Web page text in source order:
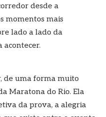
desde a
momentos mais
lado a lado da
acontecer.
de uma forma muito
Maratona do Rio. Ela
da prova, a alegria